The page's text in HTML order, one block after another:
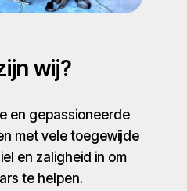
wij?
en gepassioneerde
met vele toegewijde
en zaligheid in om
te helpen.